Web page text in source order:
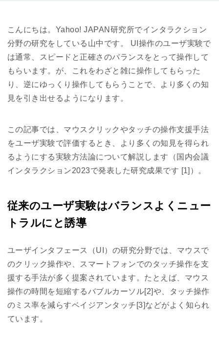
こんにちは。Yahoo! JAPAN研究所でインタラクション
分野の研究をしている山中です。 UI操作のユーザ実験で
は通常、スピードと正確さのバランスをとって操作して
もらいます。が、これをわざと雑に操作してもらった
り、逆にゆっくり操作してもらうことで、より多くの知
見を引き出せるようになります。
この記事では、マウスクリックやタッチの操作支援手法
をユーザ実験で評価するとき、より多くの知見を得られ
るようにする実験方法論について解説します（国内会議
インタラクション2023で発表した研究成果です [1]）。
従来のユーザ実験はバランスよくニュー
トラルにと誘導
ユーザインタフェース（UI）の研究分野では、マウスで
のクリック操作や、スマートフォンでのタッチ操作を支
援する手法が多く提案されています。たとえば、マウス
操作の時間を短縮するバブルカーソル[2]や、タッチ操作
のミス率を減らすベイジアンタッチ[3]などがよく知られ
ています。